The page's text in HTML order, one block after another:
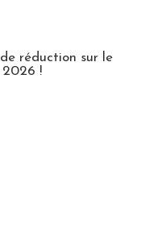
réduction sur le
2026 !